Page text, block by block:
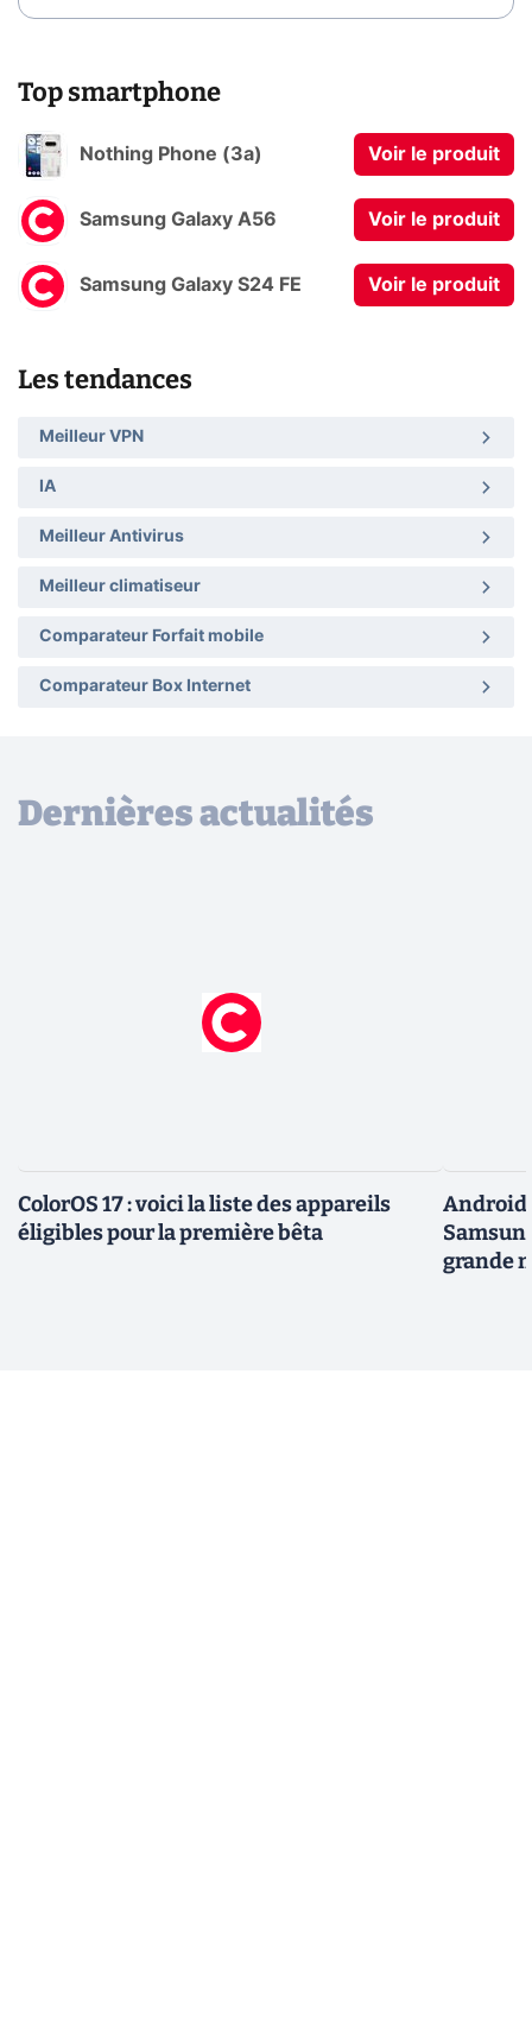
Top smartphone
Nothing Phone (3a) Voir le produit
Samsung Galaxy A56 Voir le produit
Samsung Galaxy S24 FE Voir le produit
Les tendances
Meilleur VPN
IA
Meilleur Antivirus
Meilleur climatiseur
Comparateur Forfait mobile
Comparateur Box Internet
Dernières actualités
ColorOS 17 : voici la liste des appareils
éligibles pour la première bêta
Android
grande